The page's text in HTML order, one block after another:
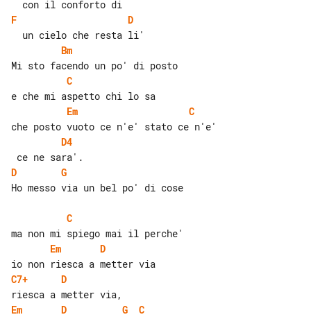
F
D
Bm
C
Em
C
D4
D
G
Ho messo via un bel po' di cose
C
Em
D
C7+
D
Em
D G
C